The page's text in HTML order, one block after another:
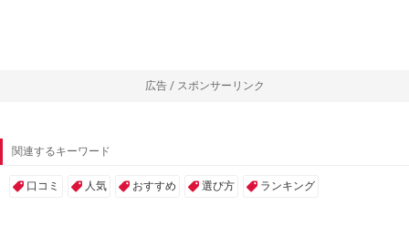
広告 / スポンサーリンク
関連するキーワード
口コミ 人気 おすすめ 選び方 ランキング